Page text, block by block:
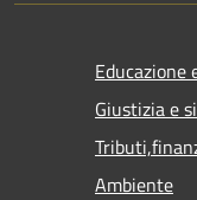
Educazione
Giustizia e
Ambiente